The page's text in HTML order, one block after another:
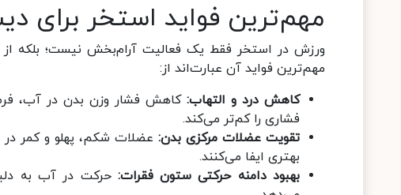
مهم‌ترین فواید استخر برای
ورزش در استخر فقط یک فعالیت آرام‌بخش نیست؛ بلکه از
مهم‌ترین فواید آن عبارت‌اند از:
کاهش درد و التهاب: کاهش فشار وزن بدن در آب،
فشاری را کم‌تر می‌کند.
تقویت عضلات مرکزی بدن: عضلات شکم، پهلو و کمر
بهتری ایفا می‌کنند.
بهبود دامنه حرکتی ستون فقرات: حرکت در آب به